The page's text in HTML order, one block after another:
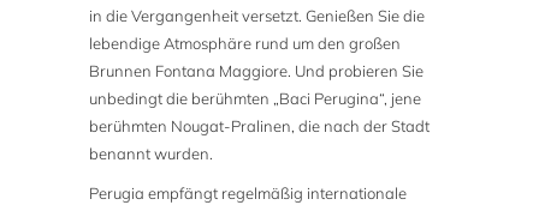
in die Vergangenheit versetzt. Genießen Sie die
lebendige Atmosphäre rund um den großen
Brunnen Fontana Maggiore. Und probieren Sie
unbedingt die berühmten „Baci Perugina“, jene
berühmten Nougat-Pralinen, die nach der Stadt
benannt wurden.
Perugia empfängt regelmäßig internationale